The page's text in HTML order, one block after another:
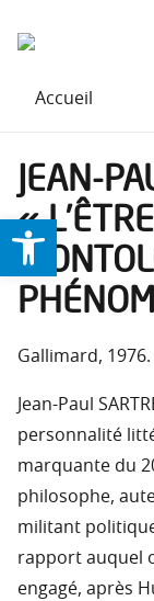
Ouvrir la barre d’outils
JEAN-
«
Gallimard, 1976.
Jean-Paul
personnalité
marquante du
philosophe,
militant
rapport auquel
engagé, après